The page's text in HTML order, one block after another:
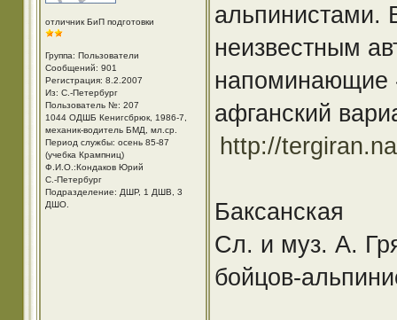
отличник БиП подготовки
Группа: Пользователи
Сообщений: 901
Регистрация: 8.2.2007
Из: С.-Петербург
Пользователь №: 207
1044 ОДШБ Кенигсбрюк, 1986-7,
механик-водитель БМД, мл.ср.
Период службы: осень 85-87
(учебка Крампниц)
Ф.И.О.:Кондаков Юрий
С.-Петербург
Подразделение: ДШР, 1 ДШВ, 3
ДШО.
альпинистами.
неизвестным
напоминающие
афганский
http://
Баксанская
Сл. и муз. А.
бойцов-